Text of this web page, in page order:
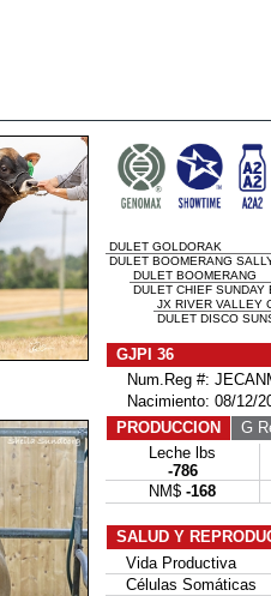
DULET GOLDORAK
DULET BOOMERANG
DULET BOOMERANG
DULET CHIEF SUNDAY
JX RIVER VALLEY
DULET DISCO
GJPI 36
Num.Reg #:
Nacimiento: 08/12/
PRODUCCION
G
Leche lbs
-786
NM$ -168
SALUD Y
Vida Productiva
Células Somáticas